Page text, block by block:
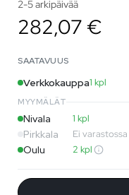
2-5 arkipäivää
282,07 €
SAATAVUUS
Verkkokauppa1 kpl
MYYMÄLÄT
Nivala 1 kpl
Pirkkala Ei varastossa
Oulu 2 kpl